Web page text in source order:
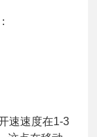
速速度在1-3